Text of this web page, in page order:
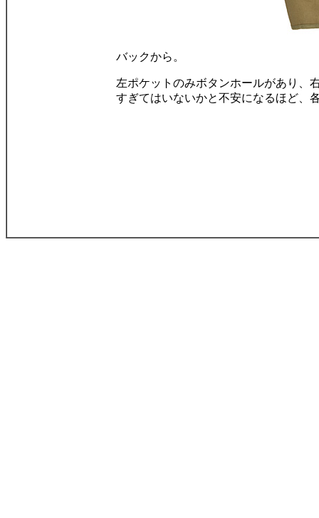
バックから。
左ポケットのみボタンホールがあり、
すぎてはいないかと不安になるほど、